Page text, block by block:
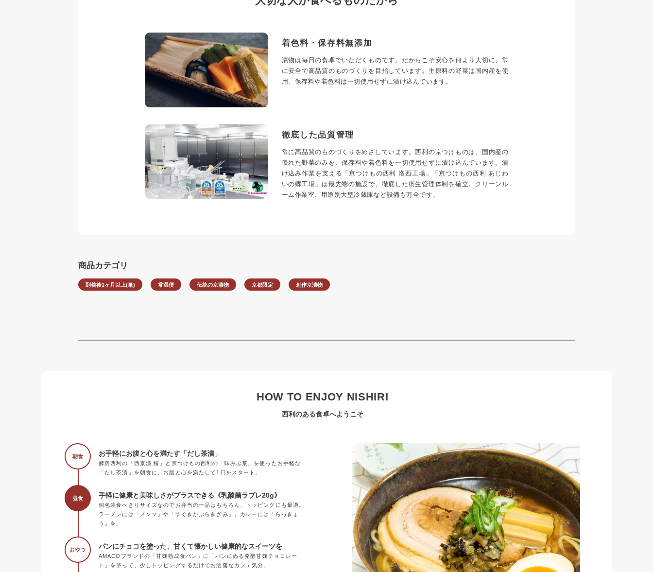
着色料・保存料無添加
漬物は毎日の食卓でいただくものです。だからこそ安心を何より大切に、常
に安全で高品質のものづくりを目指しています。主原料の野菜は国内産を使
用。保存料や着色料は一切使用せずに漬け込んでいます。
徹底した品質管理
常に高品質のものづくりをめざしています。西利の京つけものは、国内産の
優れた野菜のみを、保存料や着色料を一切使用せずに漬け込んでいます。漬
け込み作業を支える「京つけもの西利 洛西工場」「京つけもの西利 あじわ
いの郷工場」は最先端の施設で、徹底した衛生管理体制を確立。クリーンル
ーム作業室、用途別大型冷蔵庫など設備も万全です。
商品カテゴリ
到着後1ヶ月以上(単) 常温便 伝統の京漬物 京都限定 創作京漬物
HOW TO ENJOY NISHIRI
西利のある食卓へようこそ
朝食 お手軽にお腹と心を満たす「だし茶漬」
酵房西利の「西京漬 鰆」と京つけもの西利の「味みぶ菜」を使ったお手軽な
「だし茶漬」を朝食に、お腹と心を満たして1日をスタート。
昼食 手軽に健康と美味しさがプラスできる《乳酸菌ラブレ20g》
個包装食べきりサイズなのでお弁当の一品はもちろん、トッピングにも最適。
ラーメンには「メンマ」や「すぐきかぶらきざみ」、カレーには「らっきょ
う」を。
おやつ パンにチョコを塗った、甘くて懐かしい健康的なスイーツを
AMACOブランドの「甘麹熟成食パン」に「パンにぬる発酵甘麹チョコレー
ト」を塗って、少しトッピングするだけでお洒落なカフェ気分。